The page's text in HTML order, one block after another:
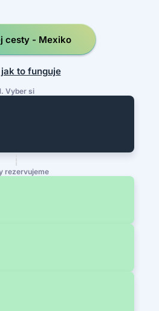
cesty - Mexiko
to funguje
Vyber si
rezervujeme